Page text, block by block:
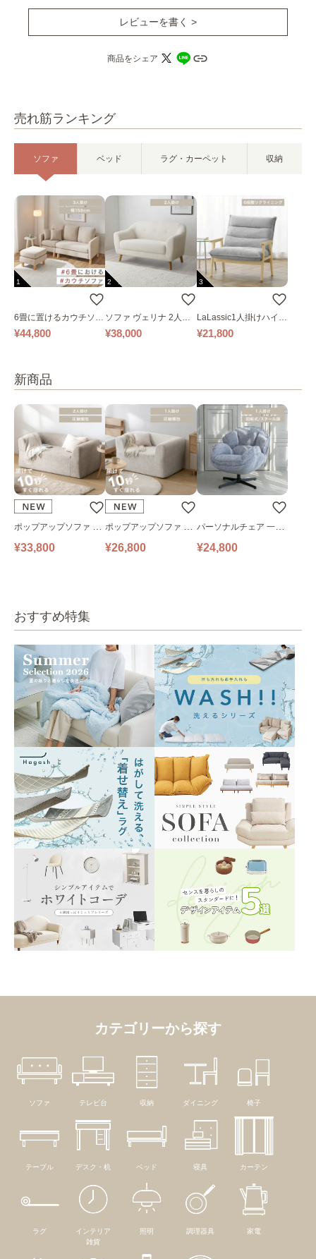
売れ筋ランキング
ソファ ベッド ラグ・カーペット 収納
1
6畳に置けるカウチソフ
ァ｜ベージュ
¥44,800
2
ソファ ヴェリナ 2人掛
け
¥38,000
3
LaLassic1人掛けハイバ
ックソファ ワイド
¥21,800
新商品
ポップアップソファ ソ
ファ フロアソファ 幅14
¥33,800
ポップアップソファ ソ
ファ フロアソファ 幅10
¥26,800
パーソナルチェア 一人
掛けソファ O’HANA ソ
¥24,800
おすすめ特集
レビューを書く >
商品をシェア
カテゴリーから探す
ソファ テレビ台 収納 ダイニング 椅子
テーブル デスク・机 ベッド 寝具 カーテン
ラグ
インテリア
雑貨
照明 調理器具 家電